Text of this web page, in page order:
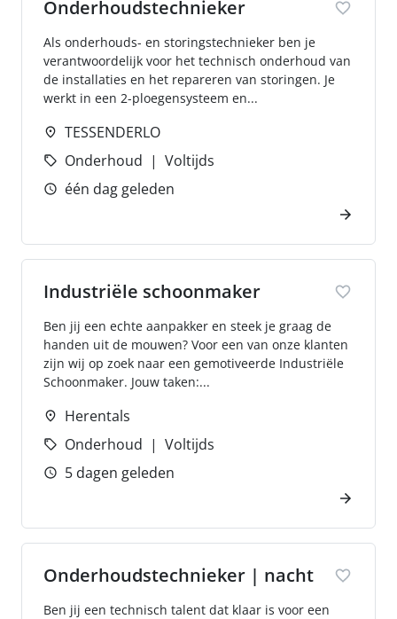
Onderhoudstechnieker
Als onderhouds- en storingstechnieker ben je
verantwoordelijk voor het technisch onderhoud van
de installaties en het repareren van storingen. Je
werkt in een 2-ploegensysteem en...
TESSENDERLO
Onderhoud
Voltijds
één dag geleden
Industriële schoonmaker
Ben jij een echte aanpakker en steek je graag de
handen uit de mouwen? Voor een van onze klanten
zijn wij op zoek naar een gemotiveerde Industriële
Schoonmaker. Jouw taken:...
Herentals
Onderhoud
Voltijds
5 dagen geleden
Onderhoudstechnieker | nacht
Ben jij een technisch talent dat klaar is voor een